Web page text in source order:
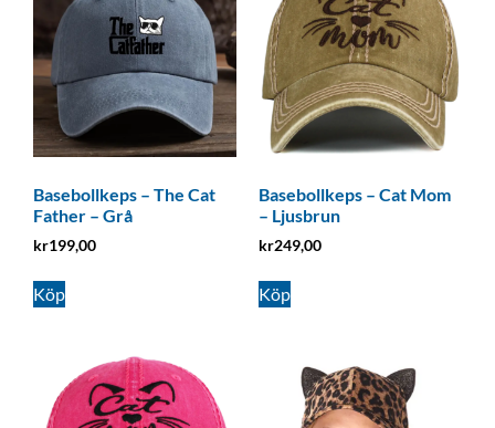
Basebollkeps – The Cat
Father – Grå
kr199,00
Köp
Basebollkeps – Cat Mom
– Ljusbrun
kr249,00
Köp